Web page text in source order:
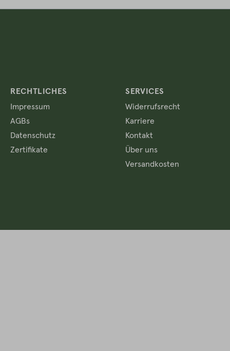
RECHTLICHES
Impressum
AGBs
Datenschutz
Zertifikate
SERVICES
Widerrufsrecht
Karriere
Kontakt
Über uns
Versandkosten